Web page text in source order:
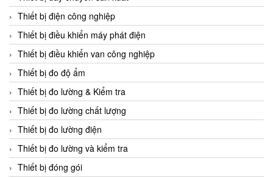
Cemb
Centec GmbH
CEQUBE
CHAUVIN ARNOUX
Checkline
Chino
Chiyoda Seiki
Chiyoda-Tsusho
Chongqing Huaneng
Thiết bị điện công nghiệp
Thiết bị điều khiển máy phát điện
Thiết bị điều khiển van công nghiệp
Thiết bị đo độ ẩm
Thiết bị đo lường & Kiểm tra
Thiết bị đo lường chất lượng
Thiết bị đo lường điện
Thiết bị đo lường và kiểm tra
Thiết bị đóng gói